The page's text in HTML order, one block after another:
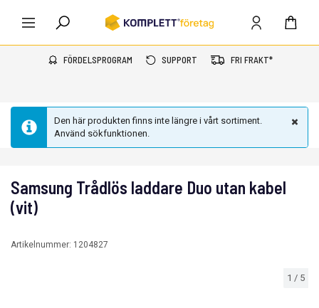
FÖRDELSPROGRAM SUPPORT FRI FRAKT*
Den här produkten finns inte längre i vårt sortiment.
Använd sökfunktionen.
1 / 5
Samsung Trådlös laddare Duo utan kabel
(vit)
Artikelnummer: 1204827